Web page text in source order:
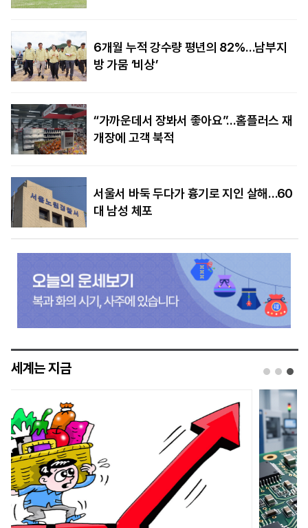
6개월 누적 강수량 평년의 82%…남부지
방 가뭄 ‘비상’
“가까운데서 장봐서 좋아요”…홈플러스 재
개장에 고객 북적
서울서 바둑 두다가 흉기로 지인 살해…60
대 남성 체포
세계는 지금